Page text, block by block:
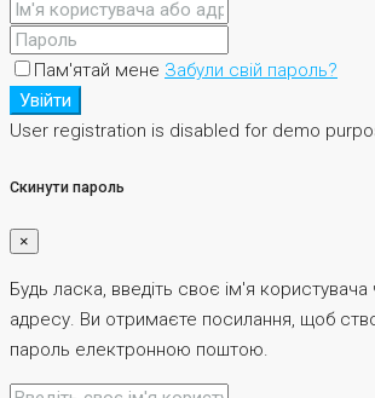
Пам'ятай мене Забули свій пароль?
Увійти
User registration is disabled for demo
Скинути пароль
×
Будь ласка, введіть своє ім'я
адресу. Ви отримаєте посилання, щоб
пароль електронною поштою.